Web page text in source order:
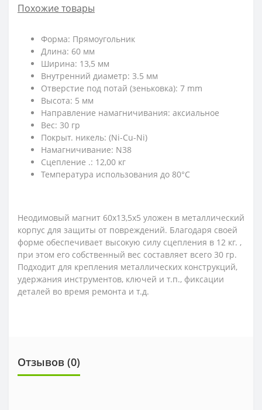
Похожие товары
Форма: Прямоугольник
Длина: 60 мм
Ширина: 13,5 мм
Внутренний диаметр: 3.5 мм
Отверстие под потай (зеньковка): 7 mm
Высота: 5 мм
Направление намагничивания: аксиальное
Вес: 30 гр
Покрыт. никель: (Ni-Cu-Ni)
Намагничивание: N38
Сцепление .: 12,00 кг
Температура использования до 80°C
Неодимовый магнит 60х13,5х5 уложен в металлический
корпус для защиты от повреждений. Благодаря своей
форме обеспечивает высокую силу сцепления в 12 кг. ,
при этом его собственный вес составляет всего 30 гр.
Подходит для крепления металлических конструкций,
удержания инструментов, ключей и т.п., фиксации
деталей во время ремонта и т.д.
Отзывов (0)